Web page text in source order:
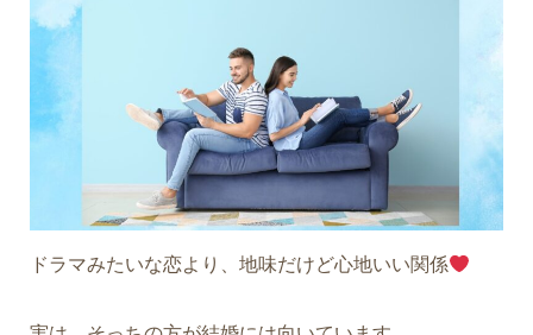
ドラマみたいな恋より、地味だけど心地いい関係